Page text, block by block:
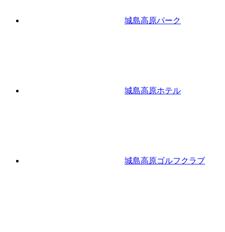
城島高原パーク
城島高原ホテル
城島高原ゴルフクラブ